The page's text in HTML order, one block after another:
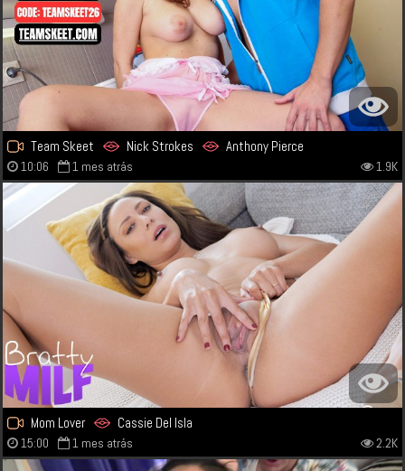
Team Skeet Nick Strokes Anthony Pierce
10:06 1 mes atrás 1.9K
Mom Lover Cassie Del Isla
15:00 1 mes atrás 2.2K